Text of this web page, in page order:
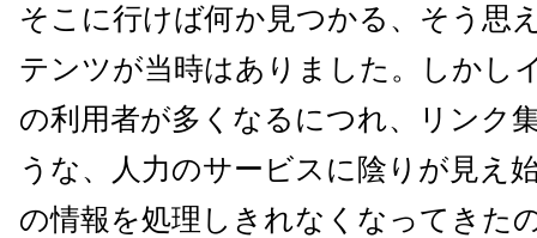
そこに行けば何か見つかる、そう思
テンツが当時はありました。しかし
の利用者が多くなるにつれ、リンク
うな、人力のサービスに陰りが見え
の情報を処理しきれなくなってきた